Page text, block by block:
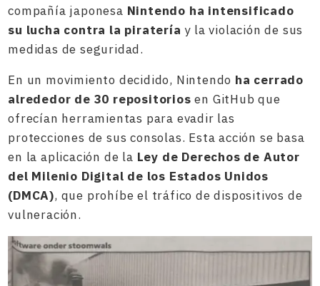
compañía japonesa Nintendo ha intensificado
su lucha contra la piratería y la violación de sus
medidas de seguridad.
En un movimiento decidido, Nintendo ha cerrado
alrededor de 30 repositorios en GitHub que
ofrecían herramientas para evadir las
protecciones de sus consolas. Esta acción se basa
en la aplicación de la Ley de Derechos de Autor
del Milenio Digital de los Estados Unidos
(DMCA), que prohíbe el tráfico de dispositivos de
vulneración.